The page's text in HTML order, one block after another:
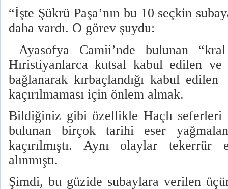
“İşte Şükrü Paşa’nın bu 10 seçkin
daha vardı. O görev şuydu:
Ayasofya Camii’nde bulunan
Hıristiyanlarca kutsal kabul edilen ve
bağlanarak kırbaçlandığı kabul edilen
kaçırılmaması için önlem almak.
Bildiğiniz gibi özellikle Haçlı seferleri
bulunan birçok tarihi eser
kaçırılmıştı. Aynı olaylar
alınmıştı.
Şimdi, bu güzide subaylara verilen